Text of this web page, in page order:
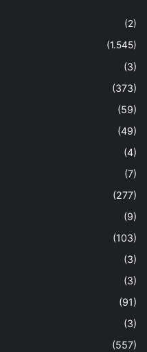
(2)
(1.545)
(3)
(373)
(59)
(49)
(4)
(7)
(277)
(9)
(103)
(3)
(3)
(91)
(3)
(557)